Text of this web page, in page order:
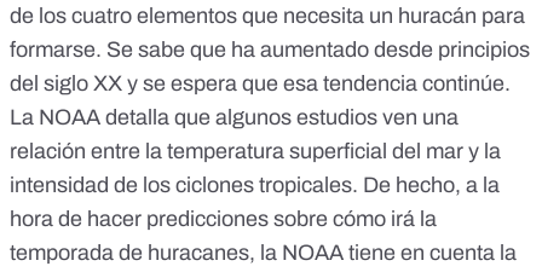
de los cuatro elementos que necesita un huracán para
formarse. Se sabe que ha aumentado desde principios
del siglo XX y se espera que esa tendencia continúe.
La NOAA detalla que algunos estudios ven una
relación entre la temperatura superficial del mar y la
intensidad de los ciclones tropicales. De hecho, a la
hora de hacer predicciones sobre cómo irá la
temporada de huracanes, la NOAA tiene en cuenta la